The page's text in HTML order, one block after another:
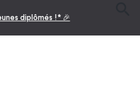
diplômés !* 🎉